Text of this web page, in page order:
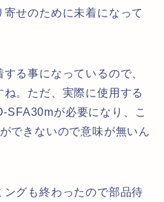
せのために未着になって
る事になっているので、
。ただ、実際に使用する
SFA30mが必要になり、こ
できないので意味が無いん
グも終わったので部品待